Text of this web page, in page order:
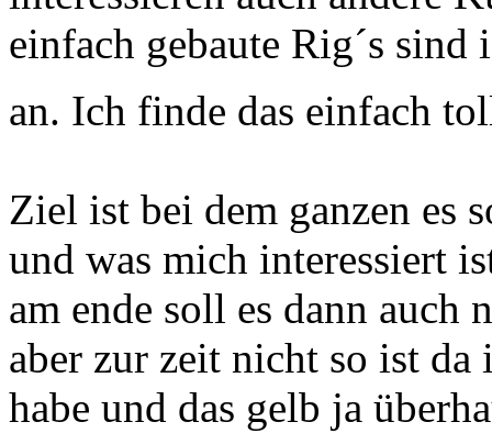
einfach gebaute Rig´s sind
an. Ich finde das einfach
Ziel ist bei dem ganzen es
und was mich interessiert
am ende soll es dann auch
aber zur zeit nicht so ist da
habe und das gelb ja